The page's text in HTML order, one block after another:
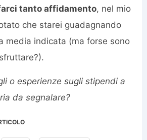
tanto affidamento, nel mio
che starei guadagnando
media indicata (ma forse sono
o esperienze sugli stipendi a
da segnalare?